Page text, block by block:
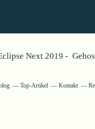
Next 2019 -
Top-Artikel Kontakt